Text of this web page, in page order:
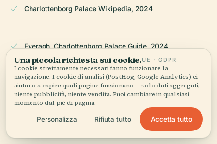
Charlottenborg Palace Wikipedia, 2024
Everaoh, Charlottenborg Palace Guide, 2024
Royal Danish Academy of Fine Arts History,
Kunstakademiet, 2024
Castlepedia, Charlottenborg Palace Overview, 2024
Una piccola richiesta sui cookie.UE · GDPR
I cookie strettamente necessari fanno funzionare la
navigazione. I cookie di analisi (PostHog, Google Analytics) ci
aiutano a capire quali pagine funzionano — solo dati aggregati,
niente pubblicità, niente vendita. Puoi cambiare in qualsiasi
momento dal piè di pagina.
Personalizza Rifiuta tutto Accetta tutto